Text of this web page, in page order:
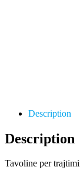
Description
Description
Tavoline per